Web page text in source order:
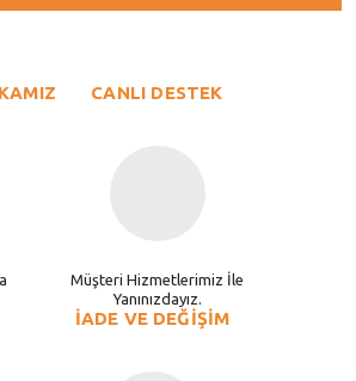
CANLI DESTEK
Müşteri Hizmetlerimiz İle
Yanınızdayız.
İADE VE DEĞİŞİM